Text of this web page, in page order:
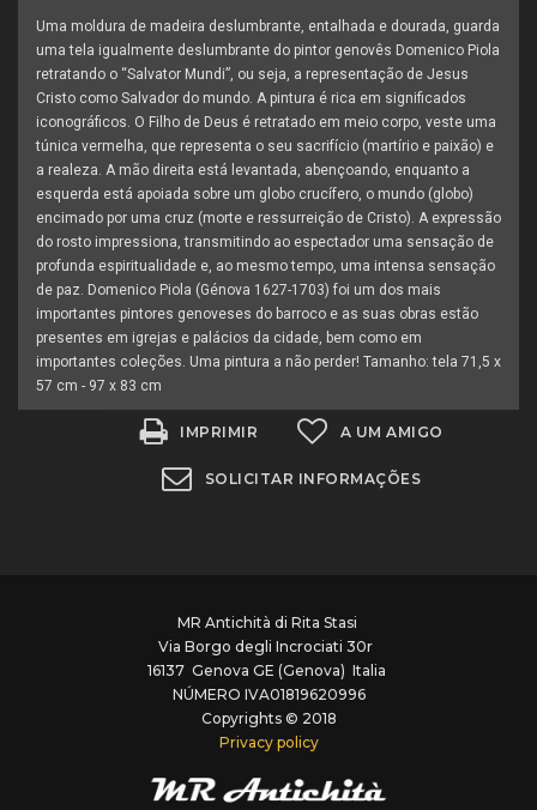
Uma moldura de madeira deslumbrante, entalhada e dourada, guarda
uma tela igualmente deslumbrante do pintor genovês Domenico Piola
retratando o “Salvator Mundi”, ou seja, a representação de Jesus
Cristo como Salvador do mundo. A pintura é rica em significados
iconográficos. O Filho de Deus é retratado em meio corpo, veste uma
túnica vermelha, que representa o seu sacrifício (martírio e paixão) e
a realeza. A mão direita está levantada, abençoando, enquanto a
esquerda está apoiada sobre um globo crucífero, o mundo (globo)
encimado por uma cruz (morte e ressurreição de Cristo). A expressão
do rosto impressiona, transmitindo ao espectador uma sensação de
profunda espiritualidade e, ao mesmo tempo, uma intensa sensação
de paz. Domenico Piola (Génova 1627-1703) foi um dos mais
importantes pintores genoveses do barroco e as suas obras estão
presentes em igrejas e palácios da cidade, bem como em
importantes coleções. Uma pintura a não perder! Tamanho: tela 71,5 x
57 cm - 97 x 83 cm
IMPRIMIR A UM AMIGO
SOLICITAR INFORMAÇÕES
MR Antichità di Rita Stasi
Via Borgo degli Incrociati 30r
16137 Genova GE (Genova) Italia
NÚMERO IVA01819620996
Copyrights © 2018
Privacy policy